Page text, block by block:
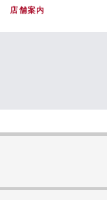
店舗案内